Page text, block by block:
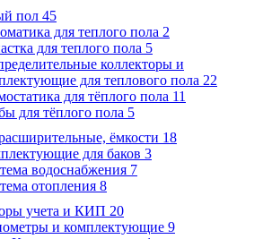
пол 45
для теплого пола 2
для теплого пола 5
коллекторы и
для теплового пола 22
для тёплого пола 11
для тёплого пола 5
ёмкости 18
для баков 3
водоснабжения 7
отопления 8
учета и КИП 20
и комплектующие 9